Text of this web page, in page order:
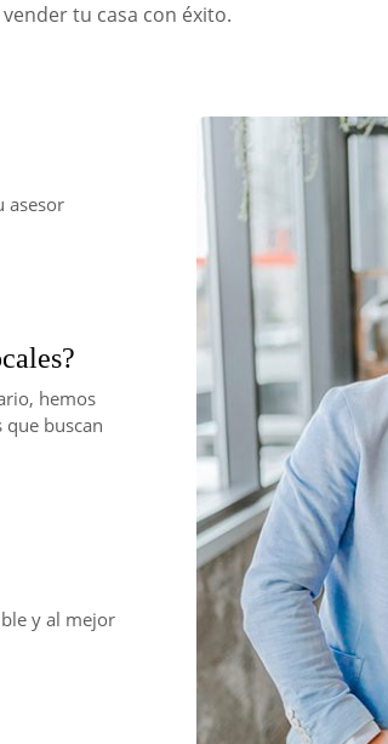
tu casa con éxito.
asesor
hemos
buscan
y al mejor